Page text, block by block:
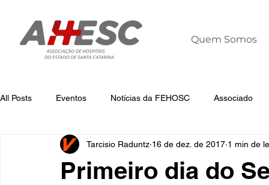
Quem Somos
All Posts Eventos Notícias da FEHOSC Associado
Notícias da AHESC Liderança Dia
Primeiro dia do
Tarcisio Raduntz 16 de dez. de 2017 1 min de